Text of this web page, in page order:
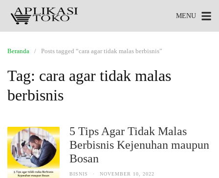
MENU
Beranda Posts tagged “cara agar tidak malas berbisnis”
Tag: cara agar tidak malas
berbisnis
5 Tips Agar Tidak Malas
Berbisnis Kejenuhan maupun
Bosan
BISNIS · NOVEMBER 10, 2022